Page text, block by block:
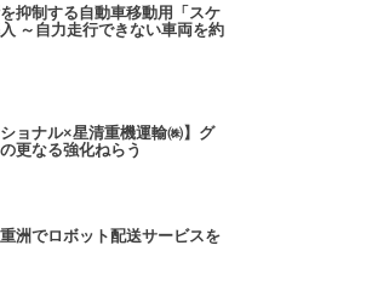
抑制する自動車移動用「スケ
～自力走行できない車両を約
ョナル×星清重機運輸㈱】グ
更なる強化ねらう
洲でロボット配送サービスを